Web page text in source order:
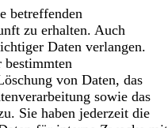
betreffenden
zu erhalten. Auch
Daten verlangen.
bestimmten
von Daten, das
sowie das
Sie haben jederzeit die